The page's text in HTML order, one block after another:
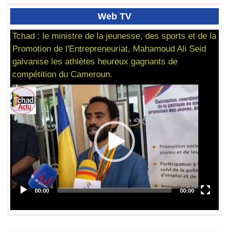
Web TV
Tchad : le ministre de la jeunesse, des sports et de la
Promotion de l'Entrepreneuriat, Mahamoud Ali Seid
galvanise les athlètes heureux gagnants de
compétition du Cameroun.